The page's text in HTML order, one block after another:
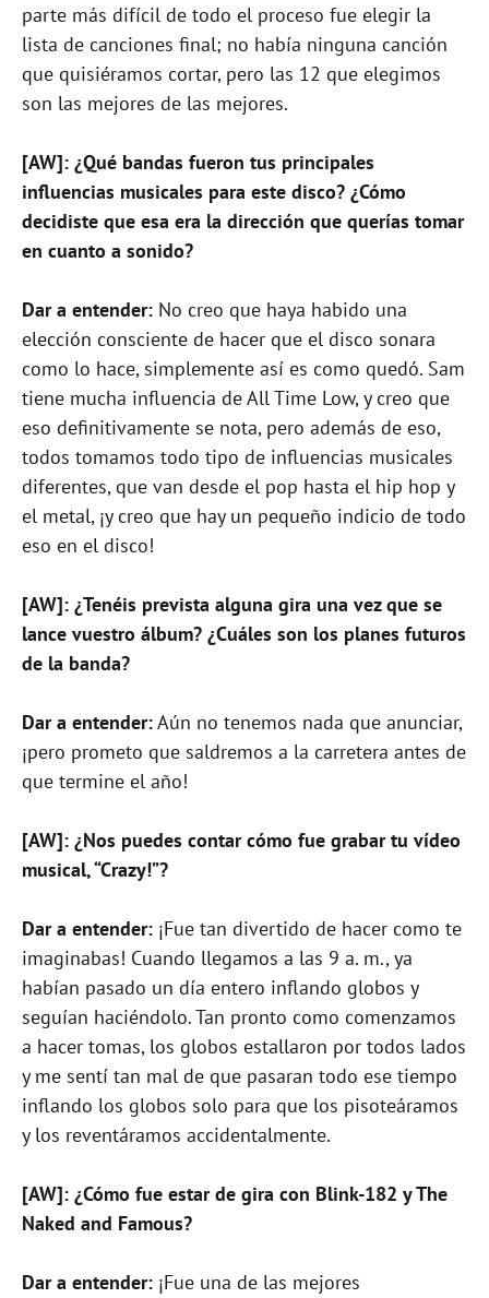
parte más difícil de todo el proceso fue elegir la
lista de canciones final; no había ninguna canción
que quisiéramos cortar, pero las 12 que elegimos
son las mejores de las mejores.
[AW]: ¿Qué bandas fueron tus principales
influencias musicales para este disco? ¿Cómo
decidiste que esa era la dirección que querías tomar
en cuanto a sonido?
Dar a entender: No creo que haya habido una
elección consciente de hacer que el disco sonara
como lo hace, simplemente así es como quedó. Sam
tiene mucha influencia de All Time Low, y creo que
eso definitivamente se nota, pero además de eso,
todos tomamos todo tipo de influencias musicales
diferentes, que van desde el pop hasta el hip hop y
el metal, ¡y creo que hay un pequeño indicio de todo
eso en el disco!
[AW]: ¿Tenéis prevista alguna gira una vez que se
lance vuestro álbum? ¿Cuáles son los planes futuros
de la banda?
Dar a entender:Aún no tenemos nada que anunciar,
¡pero prometo que saldremos a la carretera antes de
que termine el año!
[AW]: ¿Nos puedes contar cómo fue grabar tu vídeo
musical, “Crazy!”?
Dar a entender: ¡Fue tan divertido de hacer como te
imaginabas! Cuando llegamos a las 9 a. m., ya
habían pasado un día entero inflando globos y
seguían haciéndolo. Tan pronto como comenzamos
a hacer tomas, los globos estallaron por todos lados
y me sentí tan mal de que pasaran todo ese tiempo
inflando los globos solo para que los pisoteáramos
y los reventáramos accidentalmente.
[AW]: ¿Cómo fue estar de gira con Blink-182 y The
Naked and Famous?
Dar a entender: ¡Fue una de las mejores